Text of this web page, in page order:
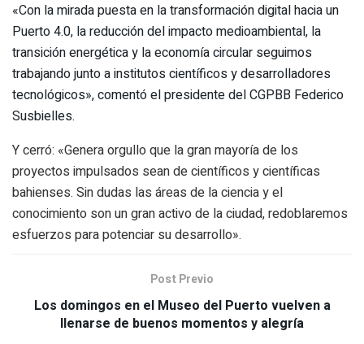
«Con la mirada puesta en la transformación digital hacia un
Puerto 4.0, la reducción del impacto medioambiental, la
transición energética y la economía circular seguimos
trabajando junto a institutos científicos y desarrolladores
tecnológicos», comentó el presidente del CGPBB Federico
Susbielles.
Y cerró: «Genera orgullo que la gran mayoría de los
proyectos impulsados sean de científicos y científicas
bahienses. Sin dudas las áreas de la ciencia y el
conocimiento son un gran activo de la ciudad, redoblaremos
esfuerzos para potenciar su desarrollo».
Post Previo
Los domingos en el Museo del Puerto vuelven a
llenarse de buenos momentos y alegría